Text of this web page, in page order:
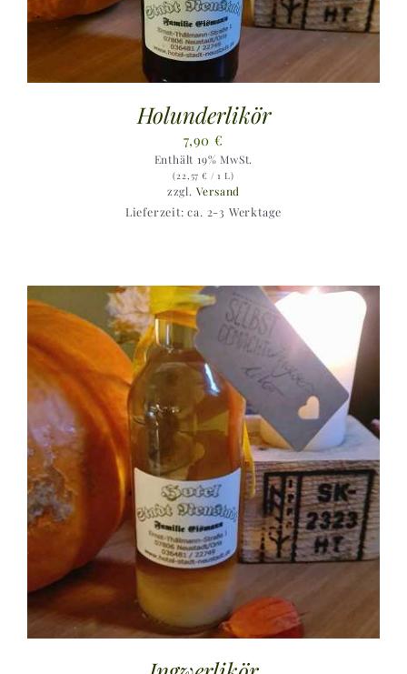
Holunderlikör
7,90€
Enthält 19% MwSt.
(22,57€ / 1 L)
zzgl. Versand
Lieferzeit: ca. 2-3 Werktage